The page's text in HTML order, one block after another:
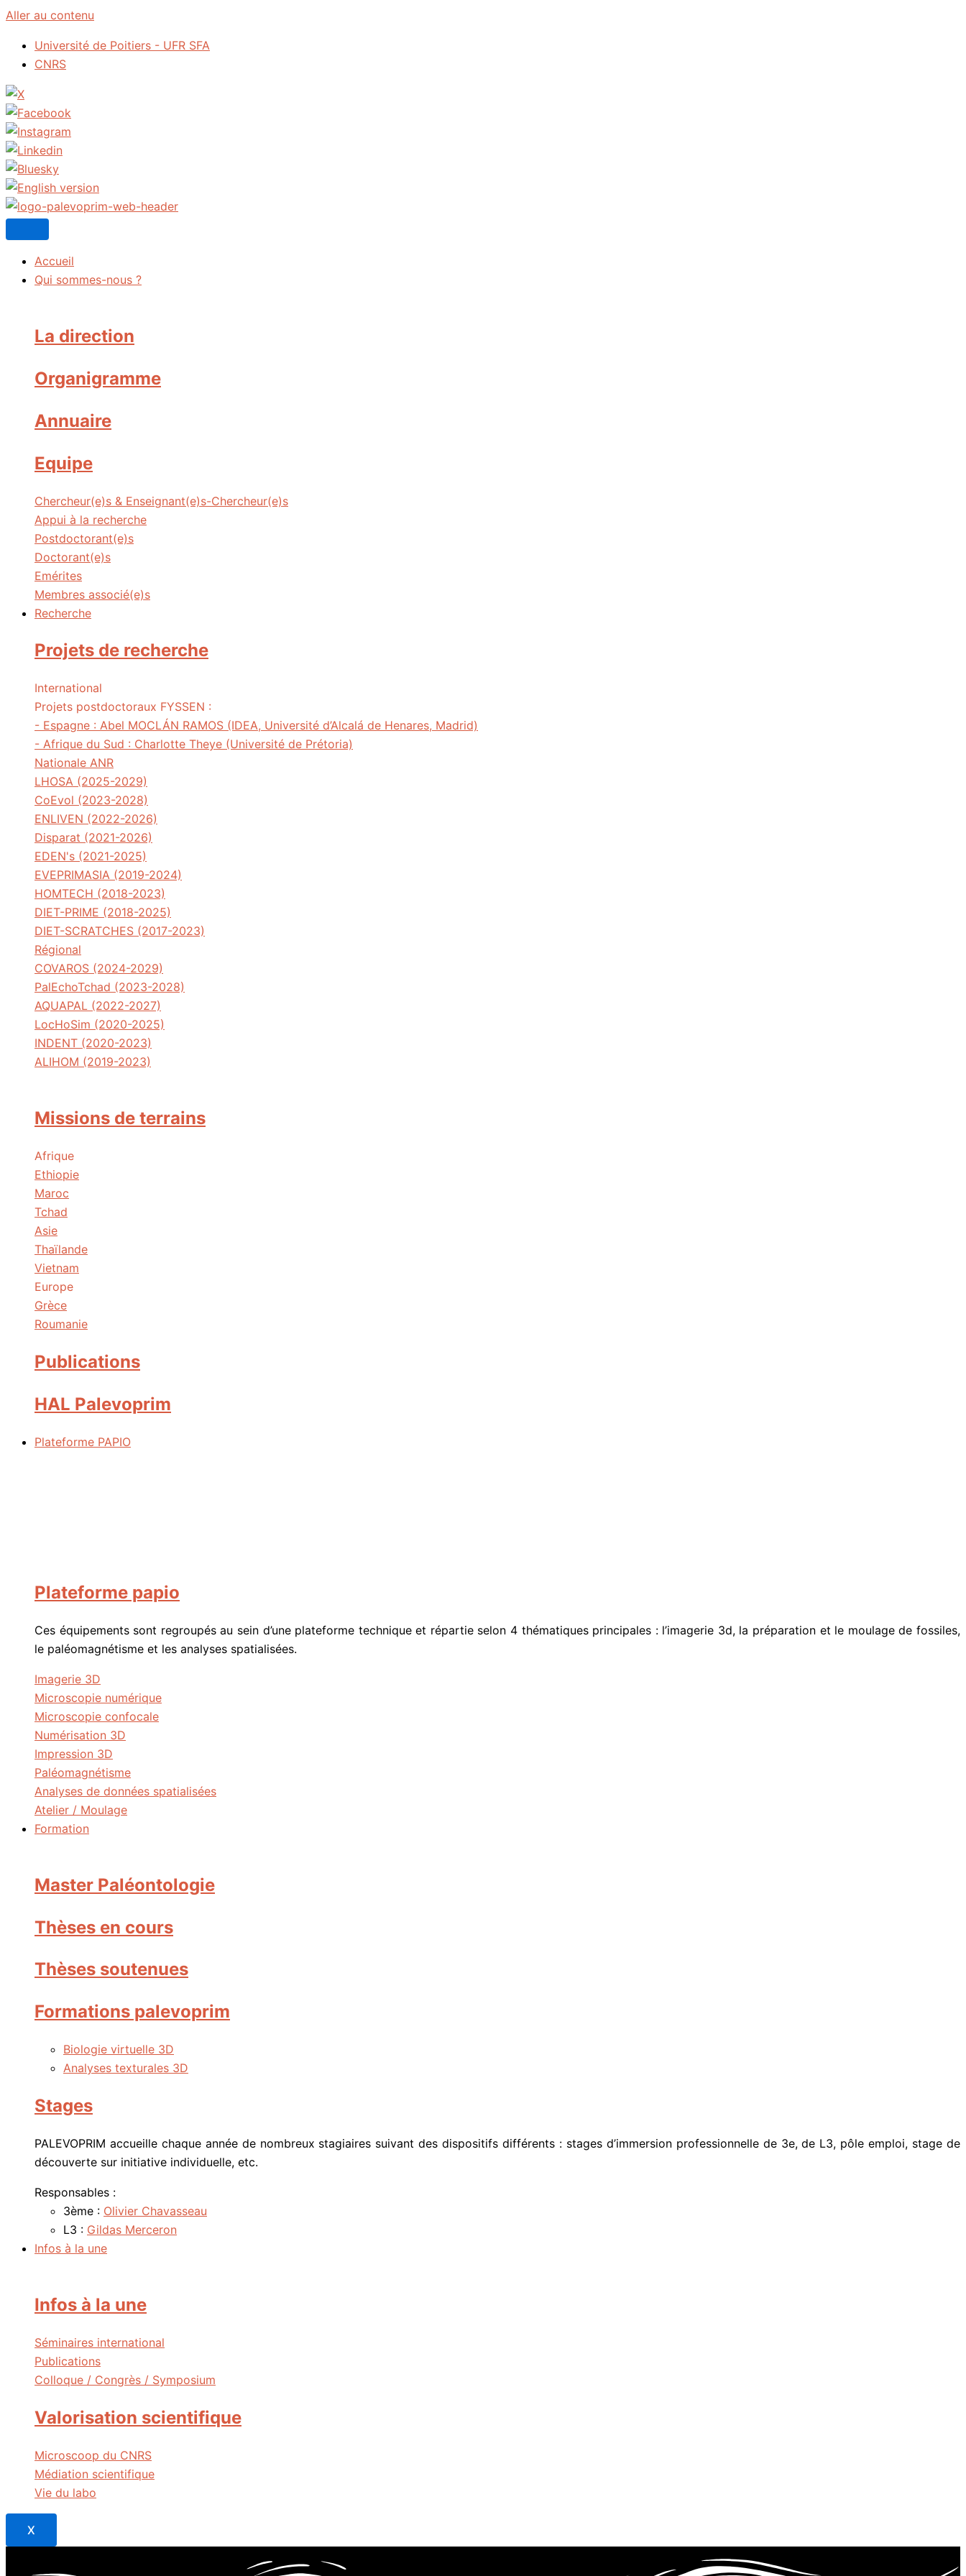
Aller au contenu
Université de Poitiers - UFR SFA
CNRS
Accueil
Qui sommes-nous ?
La direction
Organigramme
Annuaire
Equipe
Chercheur(e)s & Enseignant(e)s-Chercheur(e)s
Appui à la recherche
Postdoctorant(e)s
Doctorant(e)s
Emérites
Membres associé(e)s
Recherche
Projets de recherche
International
Projets postdoctoraux FYSSEN :
- Espagne : Abel MOCLÁN RAMOS (IDEA, Université d’Alcalá de Henares, Madrid)
- Afrique du Sud : Charlotte Theye (Université de Prétoria)
Nationale ANR
LHOSA (2025-2029)
CoEvol (2023-2028)
ENLIVEN (2022-2026)
Disparat (2021-2026)
EDEN's (2021-2025)
EVEPRIMASIA (2019-2024)
HOMTECH (2018-2023)
DIET-PRIME (2018-2025)
DIET-SCRATCHES (2017-2023)
Régional
COVAROS (2024-2029)
PalEchoTchad (2023-2028)
AQUAPAL (2022-2027)
LocHoSim (2020-2025)
INDENT (2020-2023)
ALIHOM (2019-2023)
Missions de terrains
Afrique
Ethiopie
Maroc
Tchad
Asie
Thaïlande
Vietnam
Europe
Grèce
Roumanie
Publications
HAL Palevoprim
Plateforme PAPIO
Plateforme papio
Ces équipements sont regroupés au sein d’une plateforme technique et répartie selon 4 thématiques principales : l’imagerie 3d, la préparation et le moulage de fossiles,
le paléomagnétisme et les analyses spatialisées.
Imagerie 3D
Microscopie numérique
Microscopie confocale
Numérisation 3D
Impression 3D
Paléomagnétisme
Analyses de données spatialisées
Atelier / Moulage
Formation
Master Paléontologie
Thèses en cours
Thèses soutenues
Formations palevoprim
Biologie virtuelle 3D
Analyses texturales 3D
Stages
PALEVOPRIM accueille chaque année de nombreux stagiaires suivant des dispositifs différents : stages d’immersion professionnelle de 3e, de L3, pôle emploi, stage de
découverte sur initiative individuelle, etc.
Responsables :
3ème : Olivier Chavasseau
L3 : Gildas Merceron
Infos à la une
Infos à la une
Séminaires international
Publications
Colloque / Congrès / Symposium
Valorisation scientifique
Microscoop du CNRS
Médiation scientifique
Vie du labo
X